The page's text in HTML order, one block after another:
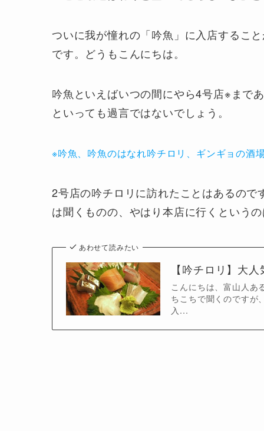
ついに我が憧れの「吟魚」に入店するこ
です。どうもこんにちは。
吟魚といえばいつの間にやら4号店※まで
といっても過言ではないでしょう。
※吟魚、吟魚のはなれ吟チロリ、ギンギョの酒
2号店の吟チロリに訪れたことはあるの
は聞くものの、やはり本店に行くという
あわせて読みたい
【吟チロリ】大
こんにちは、富山人
ちこちで聞くのですが
入...